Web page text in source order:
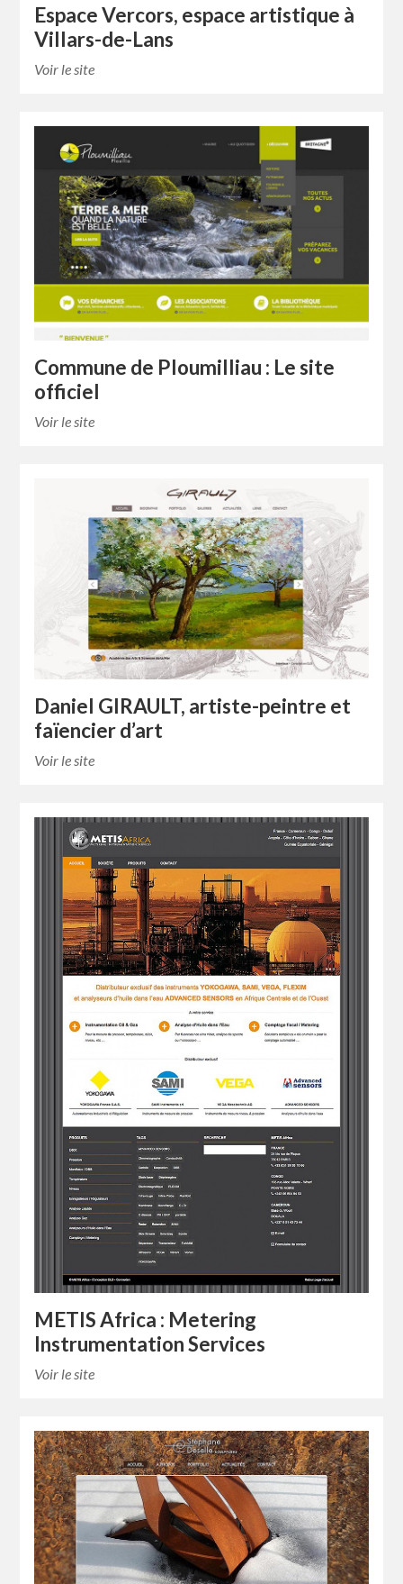
Espace Vercors, espace artistique à
Villars-de-Lans
Voir le site
Commune de Ploumilliau : Le site
officiel
Voir le site
Daniel GIRAULT, artiste-peintre et
faïencier d’art
Voir le site
METIS Africa : Metering
Instrumentation Services
Voir le site